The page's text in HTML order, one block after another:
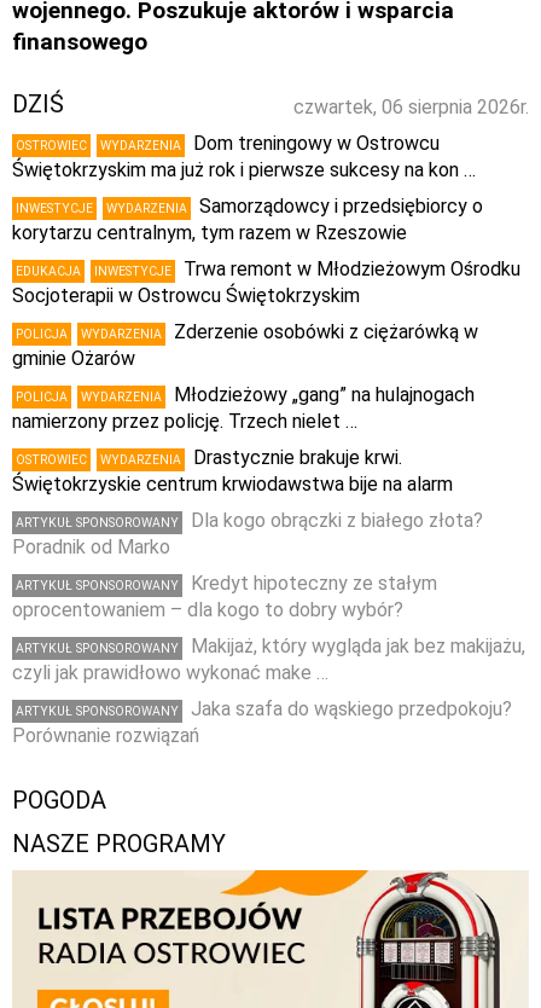
wojennego. Poszukuje aktorów i wsparcia
finansowego
czwartek, 06 sierpnia 2026r.
DZIŚ
OSTROWIEC WYDARZENIA
Dom treningowy w Ostrowcu
Świętokrzyskim ma już rok i pierwsze sukcesy na kon …
INWESTYCJE WYDARZENIA
Samorządowcy i przedsiębiorcy o
korytarzu centralnym, tym razem w Rzeszowie
EDUKACJA INWESTYCJE
Trwa remont w Młodzieżowym Ośrodku
Socjoterapii w Ostrowcu Świętokrzyskim
POLICJA WYDARZENIA
Zderzenie osobówki z ciężarówką w
gminie Ożarów
POLICJA WYDARZENIA
Młodzieżowy „gang” na hulajnogach
namierzony przez policję. Trzech nielet …
OSTROWIEC WYDARZENIA
Drastycznie brakuje krwi.
Świętokrzyskie centrum krwiodawstwa bije na alarm
ARTYKUŁ SPONSOROWANY
Dla kogo obrączki z białego złota?
Poradnik od Marko
ARTYKUŁ SPONSOROWANY
Kredyt hipoteczny ze stałym
oprocentowaniem – dla kogo to dobry wybór?
ARTYKUŁ SPONSOROWANY
Makijaż, który wygląda jak bez makijażu,
czyli jak prawidłowo wykonać make …
ARTYKUŁ SPONSOROWANY
Jaka szafa do wąskiego przedpokoju?
Porównanie rozwiązań
POGODA
NASZE PROGRAMY